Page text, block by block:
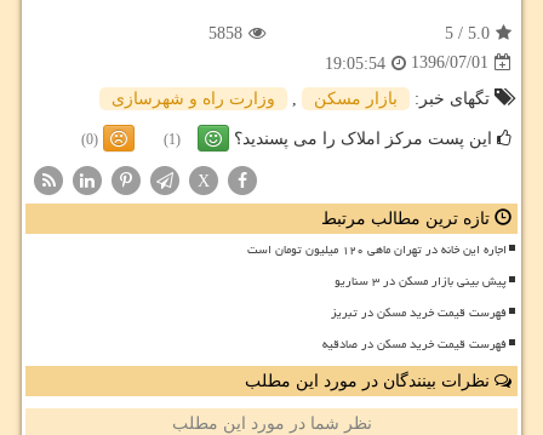
5.0
/
5
5858
1396/07/01
19:05:54
تگهای خبر:
بازار مسكن , وزارت راه و شهرسازی
این پست مرکز املاک را می پسندید؟ (1)
(0)
X
تازه ترین مطالب مرتبط
اجاره این خانه در تهران ماهی ۱۲۰ میلیون تومان است
پیش بینی بازار مسکن در ۳ سناریو
فهرست قیمت خرید مسکن در تبریز
فهرست قیمت خرید مسکن در صادقیه
نظرات بینندگان در مورد این مطلب
نظر شما در مورد این مطلب